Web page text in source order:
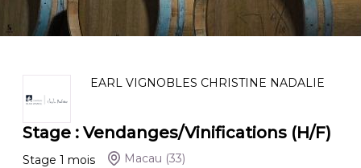
EARL VIGNOBLES CHRISTINE NADALIE
Stage : Vendanges/Vinifications (H/F)
Stage 1 mois Macau (33)